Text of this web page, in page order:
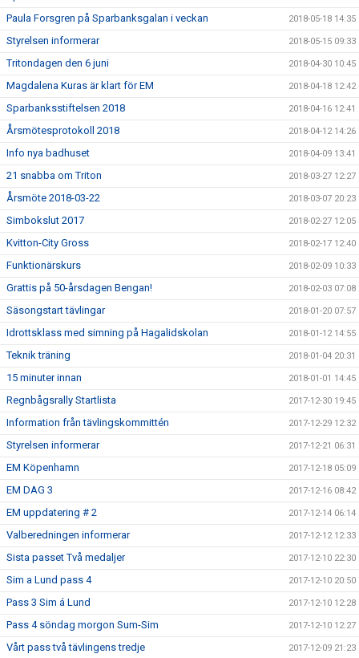
Paula Forsgren på Sparbanksgalan i veckan 2018-05-18 14:35
Styrelsen informerar 2018-05-15 09:33
Tritondagen den 6 juni 2018-04-30 10:45
Magdalena Kuras är klart för EM 2018-04-18 12:42
Sparbanksstiftelsen 2018 2018-04-16 12:41
Årsmötesprotokoll 2018 2018-04-12 14:26
Info nya badhuset 2018-04-09 13:41
21 snabba om Triton 2018-03-27 12:27
Årsmöte 2018-03-22 2018-03-07 20:23
Simbokslut 2017 2018-02-27 12:05
Kvitton-City Gross 2018-02-17 12:40
Funktionärskurs 2018-02-09 10:33
Grattis på 50-årsdagen Bengan! 2018-02-03 07:08
Säsongstart tävlingar 2018-01-20 07:57
Idrottsklass med simning på Hagalidskolan 2018-01-12 14:55
Teknik träning 2018-01-04 20:31
15 minuter innan 2018-01-01 14:45
Regnbågsrally Startlista 2017-12-30 19:45
Information från tävlingskommittén 2017-12-29 12:32
Styrelsen informerar 2017-12-21 06:31
EM Köpenhamn 2017-12-18 05:09
EM DAG 3 2017-12-16 08:42
EM uppdatering # 2 2017-12-14 06:14
Valberedningen informerar 2017-12-12 12:33
Sista passet Två medaljer 2017-12-10 22:30
Sim a Lund pass 4 2017-12-10 20:50
Pass 3 Sim á Lund 2017-12-10 12:28
Pass 4 söndag morgon Sum-Sim 2017-12-10 12:27
Vårt pass två tävlingens tredje 2017-12-09 21:23